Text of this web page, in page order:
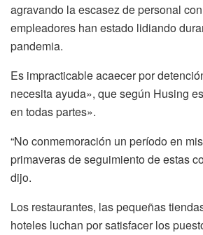
agravando la escasez de personal
empleadores han estado lidiando
pandemia.
Es impracticable acaecer por
necesita ayuda», que según Husing
en todas partes».
“No conmemoración un período en
primaveras de seguimiento de estas
dijo.
Los restaurantes, las pequeñas
hoteles luchan por satisfacer los